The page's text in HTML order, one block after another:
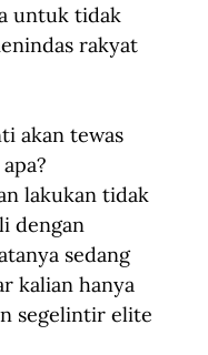
untuk tidak
rakyat
akan tewas
lakukan tidak
dengan
sedang
kalian hanya
segelintir elite